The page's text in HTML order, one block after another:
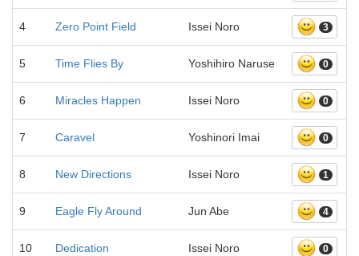
4 Zero Point Field Issei Noro 3
5 Time Flies By Yoshihiro Naruse 0
6 Miracles Happen Issei Noro 0
7 Caravel Yoshinori Imai 0
8 New Directions Issei Noro 1
9 Eagle Fly Around Jun Abe 4
10 Dedication Issei Noro 0